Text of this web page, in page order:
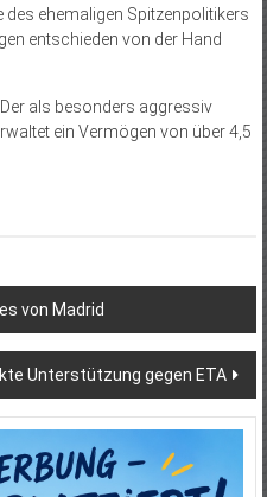
ehemaligen Spitzenpolitikers
entschieden von der Hand
als besonders aggressiv
ein Vermögen von über 4,5
von Madrid
Unterstützung gegen ETA